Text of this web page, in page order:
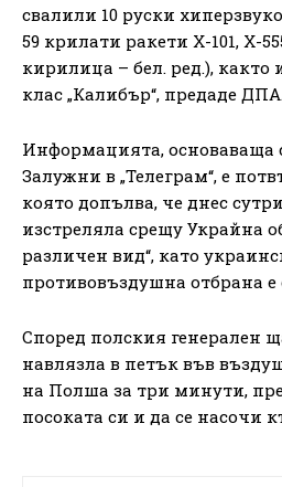
свалили 10 руски
59 крилати ракети Х-101, Х-
кирилица – бел. ред.), както
клас „Калибър“, предаде ДПА.
Информацията, основаваща
Залужни в „Телеграм“, е
която допълва, че днес
изстреляла срещу Украйна
различен вид“, като
противовъздушна отбрана е
Според полския генерален
навлязла в петък във
на Полша за три минути,
посоката си и да се насочи